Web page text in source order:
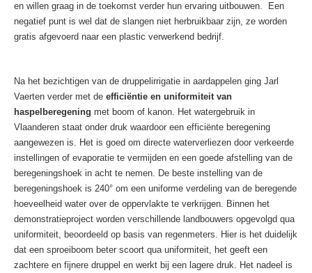
en willen graag in de toekomst verder hun ervaring uitbouwen. Een
negatief punt is wel dat de slangen niet herbruikbaar zijn, ze worden
gratis afgevoerd naar een plastic verwerkend bedrijf.
Na het bezichtigen van de druppelirrigatie in aardappelen ging Jarl
Vaerten verder met de efficiëntie en uniformiteit van
haspelberegening met boom of kanon. Het watergebruik in
Vlaanderen staat onder druk waardoor een efficiënte beregening
aangewezen is. Het is goed om directe waterverliezen door verkeerde
instellingen of evaporatie te vermijden en een goede afstelling van de
beregeningshoek in acht te nemen. De beste instelling van de
beregeningshoek is 240° om een uniforme verdeling van de beregende
hoeveelheid water over de oppervlakte te verkrijgen. Binnen het
demonstratieproject worden verschillende landbouwers opgevolgd qua
uniformiteit, beoordeeld op basis van regenmeters. Hier is het duidelijk
dat een sproeiboom beter scoort qua uniformiteit, het geeft een
zachtere en fijnere druppel en werkt bij een lagere druk. Het nadeel is